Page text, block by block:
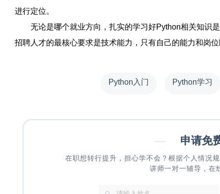
进行定位。
无论是哪个就业方向，扎实的学习好Python相关知识是
招聘人才的最核心要求是技术能力，只有自己的能力和岗
Python入门 Python学习
— 申请免
在职想转行提升，担心学不会？根据个人情况
讲师一对一辅导，在